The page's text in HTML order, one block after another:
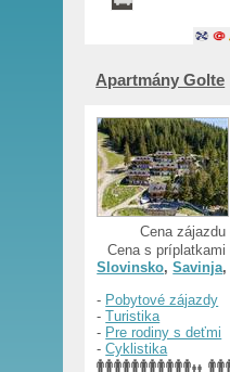
Apartmány Golte
Cena zájazdu
Cena s príplatkami
Slovinsko,Savinja,
- Pobytové zájazdy
-Turistika
- Pre rodiny s deťmi
-Cyklistika